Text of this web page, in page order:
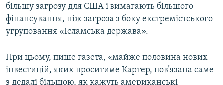
більшу загрозу для США і вимагають більшого
фінансування, ніж загроза з боку екстремістського
угруповання «Ісламська держава».
При цьому, пише газета, «майже половина нових
інвестицій, яких проситиме Картер, пов’язана саме
з дедалі більшою, як кажуть американські